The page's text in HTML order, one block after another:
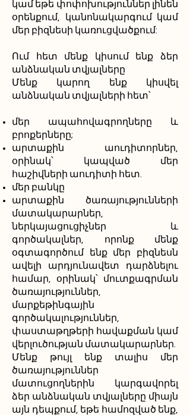
կամ եթե փոփոխություններ լինեն
օրենքում, կանոնակարգում կամ
մեր բիզնեսի կառուցվածքում:
Ում հետ մենք կիսում ենք ձեր
անձնական տվյալները
Մենք կարող ենք կիսվել
անձնական տվյալների հետ՝
մեր ապահովագրողները և
բրոքերները;
արտաքին աուդիտորներ,
օրինակ՝ կապված մեր
հաշիվների աուդիտի հետ.
մեր բանկը
արտաքին ծառայությունների
մատակարարներ,
ներկայացուցիչներ և
գործակալներ, որոնք մենք
օգտագործում ենք մեր բիզնեսն
ավելի արդյունավետ դարձնելու
համար, օրինակ՝ մուտքագրման
ծառայություններ,
մարքեթինգային
գործակալություններ,
փաստաթղթերի հավաքման կամ
վերլուծության մատակարարներ.
Մենք թույլ ենք տալիս մեր
ծառայություններ
մատուցողներին կարգավորել
ձեր անձնական տվյալները միայն
այն դեպքում, եթե համոզված ենք,